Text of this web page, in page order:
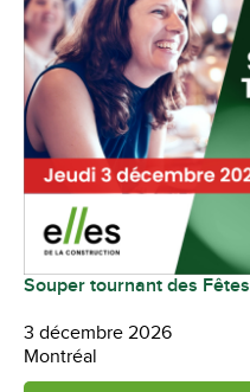
Souper tournant des Fêtes
3 décembre 2026
Montréal